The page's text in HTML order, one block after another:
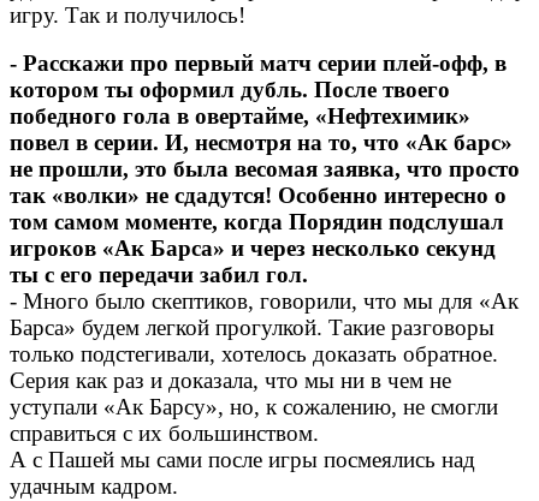
игру. Так и получилось!
- Расскажи про первый матч серии плей-офф, в
котором ты оформил дубль. После твоего
победного гола в овертайме, «Нефтехимик»
повел в серии. И, несмотря на то, что «Ак барс»
не прошли, это была весомая заявка, что просто
так «волки» не сдадутся! Особенно интересно о
том самом моменте, когда Порядин подслушал
игроков «Ак Барса» и через несколько секунд
ты с его передачи забил гол.
- Много было скептиков, говорили, что мы для «Ак
Барса» будем легкой прогулкой. Такие разговоры
только подстегивали, хотелось доказать обратное.
Серия как раз и доказала, что мы ни в чем не
уступали «Ак Барсу», но, к сожалению, не смогли
справиться с их большинством.
А с Пашей мы сами после игры посмеялись над
удачным кадром.